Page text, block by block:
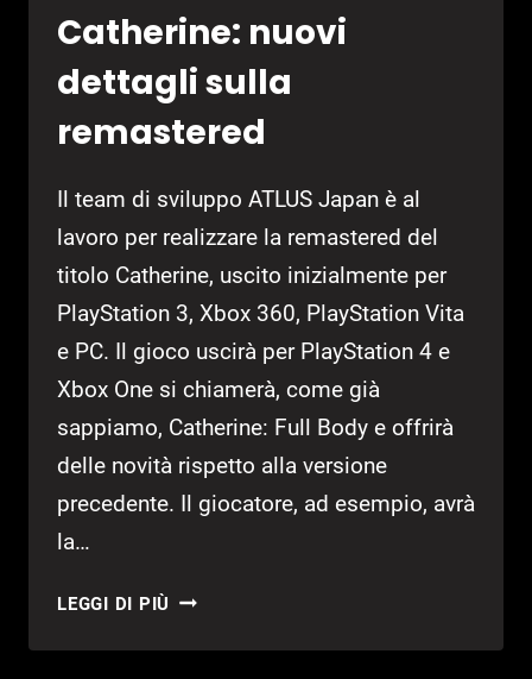
Catherine: nuovi
dettagli sulla
remastered
Il team di sviluppo ATLUS Japan è al
lavoro per realizzare la remastered del
titolo Catherine, uscito inizialmente per
PlayStation 3, Xbox 360, PlayStation Vita
e PC. Il gioco uscirà per PlayStation 4 e
Xbox One si chiamerà, come già
sappiamo, Catherine: Full Body e offrirà
delle novità rispetto alla versione
precedente. Il giocatore, ad esempio, avrà
la…
LEGGI DI PIÙ CATHERINE:
DETTAGLI